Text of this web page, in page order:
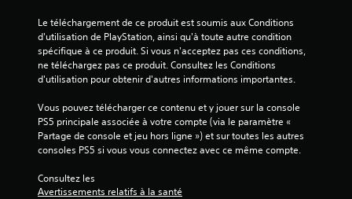
i
l
e
s
s
u
Le téléchargement de ce produit est soumis aux Conditions
d'utilisation de PlayStation, ainsi qu'à toute autre condition
spécifique à ce produit. Si vous n'acceptez pas ces conditions,
ne téléchargez pas ce produit. Consultez les Conditions
d'utilisation pour obtenir d'autres informations importantes.
Vous pouvez télécharger ce contenu et y jouer sur la console
PS5 principale associée à votre compte (via le paramètre «
Partage de console et jeu hors ligne ») et sur toutes les autres
consoles PS5 si vous vous connectez avec ce même compte.
Consultez les
Avertissements relatifs à la santé